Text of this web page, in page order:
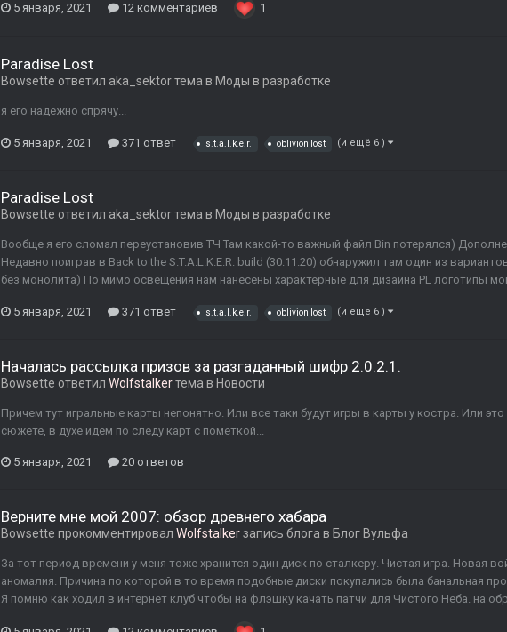
5 января, 2021 12 комментариев 1
Paradise Lost
Bowsette ответил aka_sektorтема в Моды в разработке
я его надежно спрячу...
5 января, 2021 371 ответ s.t.a.l.k.e.r. oblivion lost (и ещё 6 )
Paradise Lost
Bowsette ответил aka_sektorтема в Моды в разработке
Вообще я его сломал переустановив ТЧ Там какой-то важный файл Bin потерялся)
Недавно поиграв в Back to the S.T.A.L.K.E.R. build (30.11.20) обнаружил там один из
без монолита) По мимо освещения нам нанесены характерные для дизайна PL логотипы
5 января, 2021 371 ответ s.t.a.l.k.e.r. oblivion lost (и ещё 6 )
Началась рассылка призов за разгаданный шифр 2.0.2.1.
Bowsette ответил Wolfstalkerтема в Новости
Причем тут игральные карты непонятно. Или все таки будут игры в карты у костра. Или это
сюжете, в духе идем по следу карт с пометкой...
5 января, 2021 20 ответов
Верните мне мой 2007: обзор древнего хабара
Bowsette прокомментировал Wolfstalkerзапись блога в Блог Вульфа
За тот период времени у меня тоже хранится один диск по сталкеру. Чистая игра. Новая
аномалия. Причина по которой в то время подобные диски покупались была банальная
Я помню как ходил в интернет клуб чтобы на флэшку качать патчи для Чистого Неба. на